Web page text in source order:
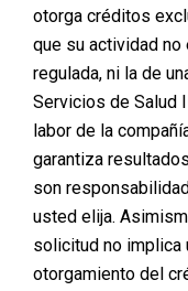
PAGOS
ONLINE
otorga créditos
que su actividad no
regulada, ni la de
Servicios de Salud
labor de la
garantiza
son
usted elija.
solicitud no implica
otorgamiento del